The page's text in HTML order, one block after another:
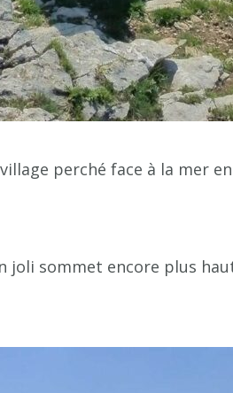
perché face à la mer
joli sommet encore plus